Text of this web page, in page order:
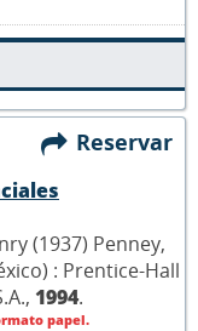
Reservar
(1937) Penney,
: Prentice-Hall
1994.
papel.